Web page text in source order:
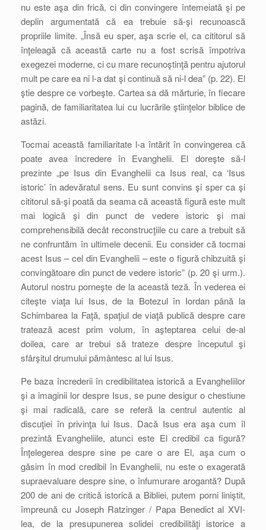
nu este aşa din frică, ci din convingere întemeiată şi pe
deplin argumentată că ea trebuie să-şi recunoască
propriile limite. „Însă eu sper, aşa scrie el, ca cititorul să
înţeleagă că această carte nu a fost scrisă împotriva
exegezei moderne, ci cu mare recunoştinţă pentru ajutorul
mult pe care ea ni l-a dat şi continuă să ni-l dea” (p. 22). El
ştie despre ce vorbeşte. Cartea sa dă mărturie, în fiecare
pagină, de familiaritatea lui cu lucrările ştiinţelor biblice de
astăzi.
Tocmai această familiaritate l-a întărit în convingerea că
poate avea încredere în Evanghelii. El doreşte să-l
prezinte „pe Isus din Evanghelii ca Isus real, ca ‘Isus
istoric’ în adevăratul sens. Eu sunt convins şi sper ca şi
cititorul să-şi poată da seama că această figură este mult
mai logică şi din punct de vedere istoric şi mai
comprehensibilă decât reconstrucţiile cu care a trebuit să
ne confruntăm în ultimele decenii. Eu consider că tocmai
acest Isus – cel din Evanghelii – este o figură chibzuită şi
convingătoare din punct de vedere istoric” (p. 20 şi urm.).
Autorul nostru porneşte de la această teză. În vederea ei
citeşte viaţa lui Isus, de la Botezul în Iordan până la
Schimbarea la Faţă, spaţiul de viaţă publică despre care
tratează acest prim volum, în aşteptarea celui de-al
doilea, care ar trebui să trateze despre începutul şi
sfârşitul drumului pământesc al lui Isus.
Pe baza încrederii în credibilitatea istorică a Evangheliilor
şi a imaginii lor despre Isus, se pune desigur o chestiune
şi mai radicală, care se referă la centrul autentic al
discuţiei în privinţa lui Isus. Dacă Isus era aşa cum îl
prezintă Evangheliile, atunci este El credibil ca figură?
Înţelegerea despre sine pe care o are El, aşa cum o
găsim în mod credibil în Evanghelii, nu este o exagerată
supraevaluare despre sine, o înfumurare arogantă? După
200 de ani de critică istorică a Bibliei, putem porni liniştit,
împreună cu Joseph Ratzinger / Papa Benedict al XVI-
lea, de la presupunerea solidei credibilităţi istorice a